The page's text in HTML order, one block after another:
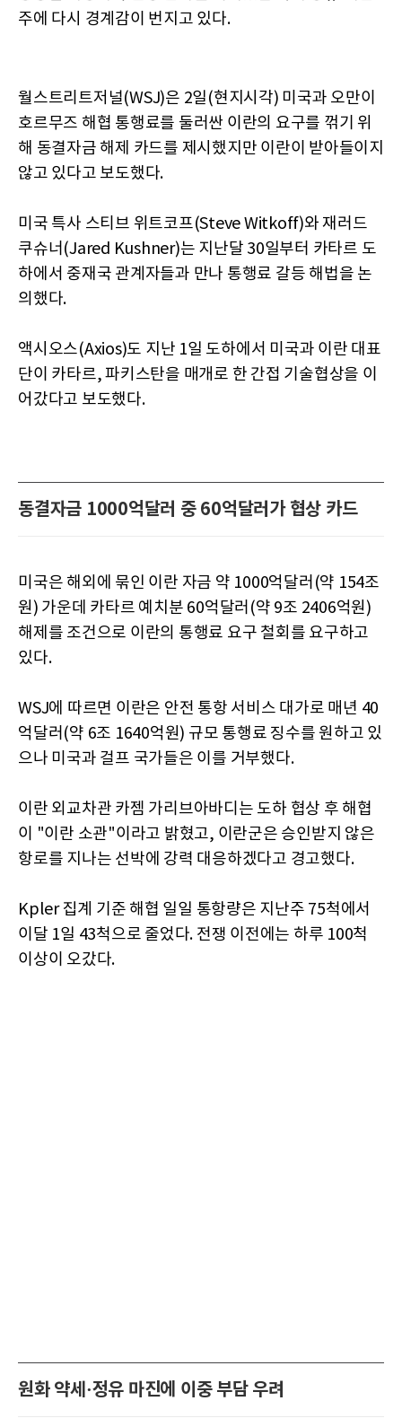
주에 다시 경계감이 번지고 있다.
월스트리트저널(WSJ)은 2일(현지시각) 미국과 오만이
호르무즈 해협 통행료를 둘러싼 이란의 요구를 꺾기 위
해 동결자금 해제 카드를 제시했지만 이란이 받아들이지
않고 있다고 보도했다.
미국 특사 스티브 위트코프(Steve Witkoff)와 재러드
쿠슈너(Jared Kushner)는 지난달 30일부터 카타르 도
하에서 중재국 관계자들과 만나 통행료 갈등 해법을 논
의했다.
액시오스(Axios)도 지난 1일 도하에서 미국과 이란 대표
단이 카타르, 파키스탄을 매개로 한 간접 기술협상을 이
어갔다고 보도했다.
동결자금 1000억달러 중 60억달러가 협상 카드
미국은 해외에 묶인 이란 자금 약 1000억달러(약 154조
원) 가운데 카타르 예치분 60억달러(약 9조 2406억원)
해제를 조건으로 이란의 통행료 요구 철회를 요구하고
있다.
WSJ에 따르면 이란은 안전 통항 서비스 대가로 매년 40
억달러(약 6조 1640억원) 규모 통행료 징수를 원하고 있
으나 미국과 걸프 국가들은 이를 거부했다.
이란 외교차관 카젬 가리브아바디는 도하 협상 후 해협
이 "이란 소관"이라고 밝혔고, 이란군은 승인받지 않은
항로를 지나는 선박에 강력 대응하겠다고 경고했다.
Kpler 집계 기준 해협 일일 통항량은 지난주 75척에서
이달 1일 43척으로 줄었다. 전쟁 이전에는 하루 100척
이상이 오갔다.
원화 약세·정유 마진에 이중 부담 우려